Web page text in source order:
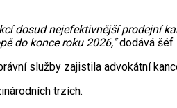
dosud nejefektivnější prodejní
do konce roku 2026,“dodává šéf
služby zajistila advokátní
trzích.